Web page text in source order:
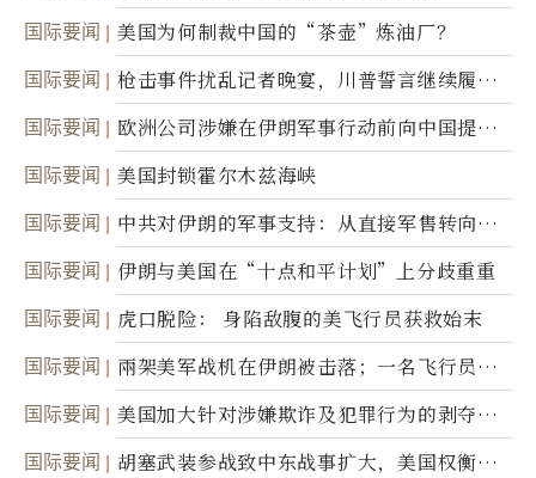
国际要闻 美国为何制裁中国的“茶壶”炼油厂？
国际要闻
枪击事件扰乱记者晚宴，川普誓言继续履行
职责
国际要闻
欧洲公司涉嫌在伊朗军事行动前向中国提供
美军基地的卫星图像
国际要闻 美国封锁霍尔木兹海峡
国际要闻
中共对伊朗的军事支持：从直接军售转向间
接技术转让
国际要闻 伊朗与美国在“十点和平计划”上分歧重重
国际要闻 虎口脱险： 身陷敌腹的美飞行员获救始末
国际要闻
兩架美军战机在伊朗被击落；一名飞行员失
踪
国际要闻
美国加大针对涉嫌欺诈及犯罪行为的剥夺公
民权力度
国际要闻
胡塞武装参战致中东战事扩大，美国权衡地